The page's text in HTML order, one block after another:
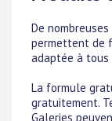
De
permettent de
adaptée à tous
La formule
gratuitement.
Galeries